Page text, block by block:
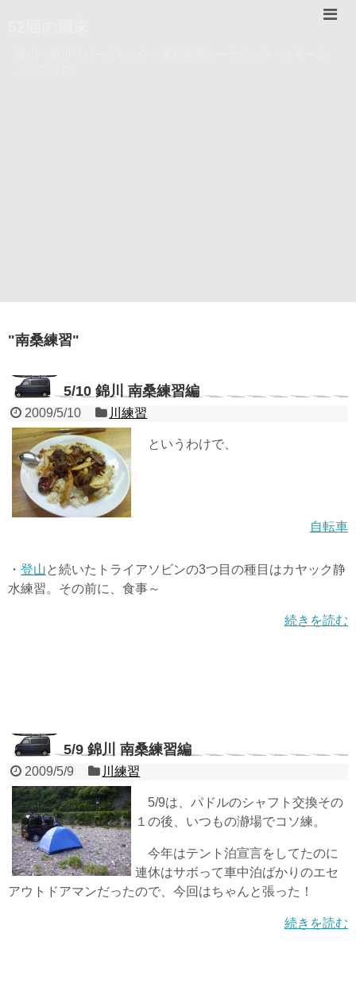
"南桑練習"
5/10 錦川 南桑練習編
2009/5/10 川練習
というわけで、
自転車
・ 登山と続いたトライアソビンの3つ目の種目はカヤック静
水練習。その前に、食事～
続きを読む
5/9 錦川 南桑練習編
2009/5/9 川練習
5/9は、パドルのシャフト交換その
１の後、いつもの瀞場でコソ練。
今年はテント泊宣言をしてたのに
連休はサボって車中泊ばかりのエセ
アウトドアマンだったので、今回はちゃんと張った！
続きを読む